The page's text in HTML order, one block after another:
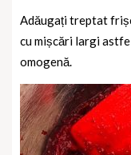
Adăugați treptat
cu mișcări largi
omogenă.